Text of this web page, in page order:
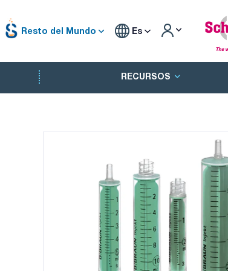
Resto del Mundo Es
RECURSOS